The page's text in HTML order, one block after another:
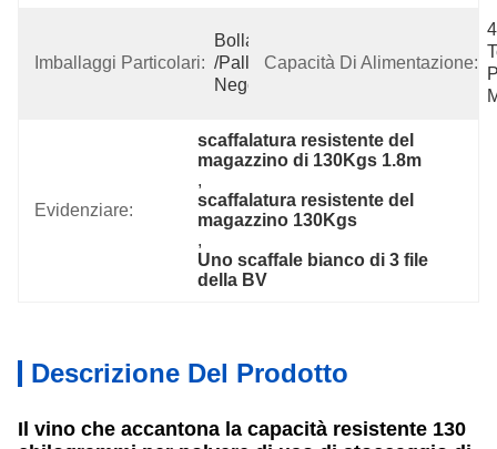
Imballaggi Particolari:
Bolla/cartone
/pallet O
Negoziabile
Capacità Di Alimentazione:
Evidenziare:
scaffalatura resistente del
magazzino di 130Kgs 1.8m
,
scaffalatura resistente del
magazzino 130Kgs
,
Uno scaffale bianco di 3 file
della BV
Descrizione Del Prodotto
Il vino che accantona la capacità resistente 130